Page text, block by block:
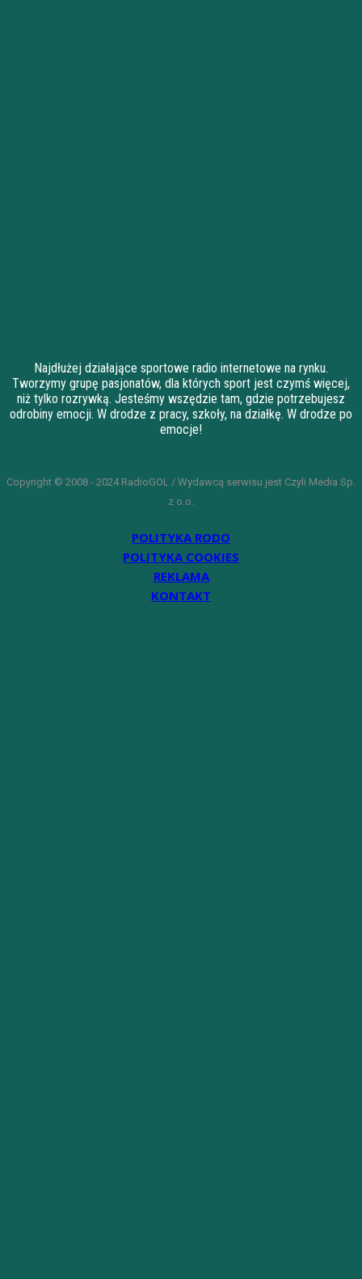
Najdłużej działające sportowe radio internetowe na rynku.
Tworzymy grupę pasjonatów, dla których sport jest czymś więcej,
niż tylko rozrywką. Jesteśmy wszędzie tam, gdzie potrzebujesz
odrobiny emocji. W drodze z pracy, szkoły, na działkę. W drodze po
emocje!
Copyright © 2008 - 2024 RadioGOL / Wydawcą serwisu jest Czyli Media Sp.
z o.o.
POLITYKA RODO
POLITYKA COOKIES
REKLAMA
KONTAKT